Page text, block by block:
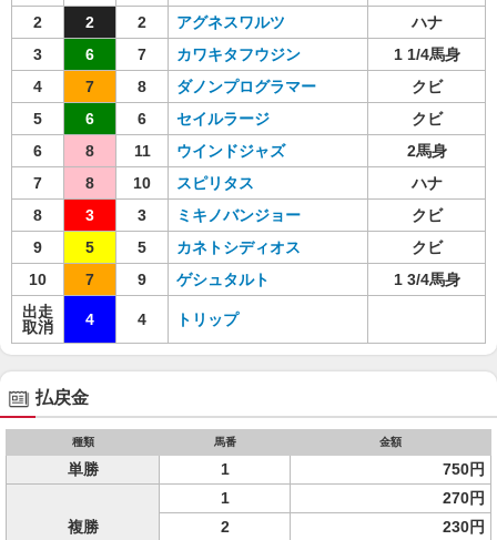
2
2 2 アグネスワルツ
ハナ
3
6 7 カワキタフウジン
1 1/4馬身
4
7 8 ダノンプログラマー
クビ
5
6 6 セイルラージ
クビ
6
8 11 ウインドジャズ
2馬身
7
8 10 スピリタス
ハナ
8
3 3 ミキノバンジョー
クビ
9
5 5 カネトシディオス
クビ
10
7 9 ゲシュタルト
1 3/4馬身
出走
取消
4 4 トリップ
払戻金
種類 馬番 金額
単勝 1 750円
複勝
1
270円
2
230円